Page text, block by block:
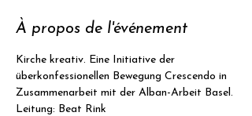
À propos de l'événement
Kirche kreativ. Eine Initiative der
überkonfessionellen Bewegung Crescendo in
Zusammenarbeit mit der Alban-Arbeit Basel.
Leitung: Beat Rink